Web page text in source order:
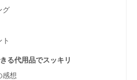
グ
る代用品でスッキリ
感想